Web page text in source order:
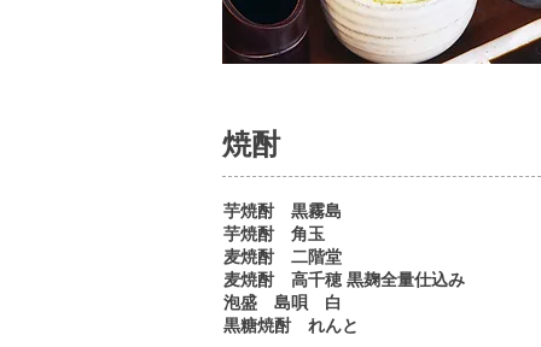
焼酎
芋焼酎 黒霧島
芋焼酎 角玉
麦焼酎 二階堂
麦焼酎 高千穂 黒麹全量仕込み
泡盛 島唄 白
黒糖焼酎 れんと